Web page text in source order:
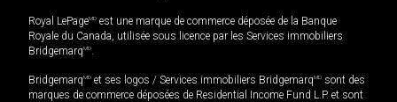
Royal LePageMD est une marque de commerce déposée de la Banque
Royale du Canada, utilisée sous licence par les Services immobiliers
BridgemarqMD.
BridgemarqMD et ses logos / Services immobiliers BridgemarqMD sont des
marques de commerce déposées de Residential Income Fund L.P. et sont